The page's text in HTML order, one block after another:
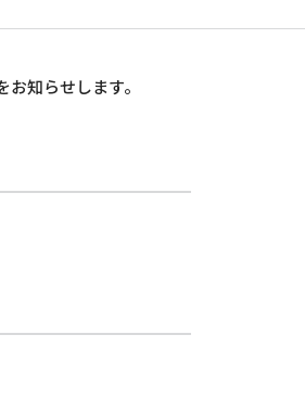
知らせします。